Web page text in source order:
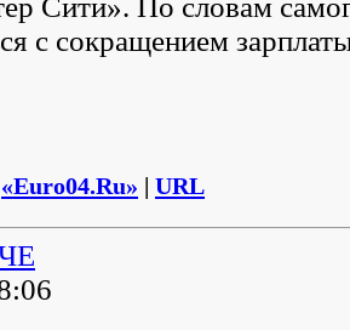
Сити». По словам
с сокращением
«Euro04.Ru» | URL